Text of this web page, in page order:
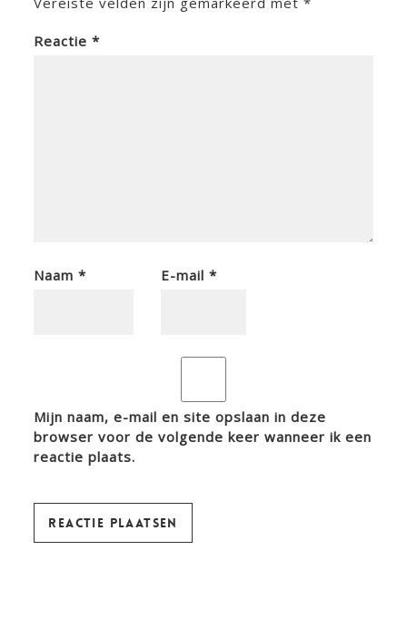
Reactie*
Naam* E-mail *
Mijn naam, e-mail en site opslaan in deze
browser voor de volgende keer wanneer ik een
reactie plaats.